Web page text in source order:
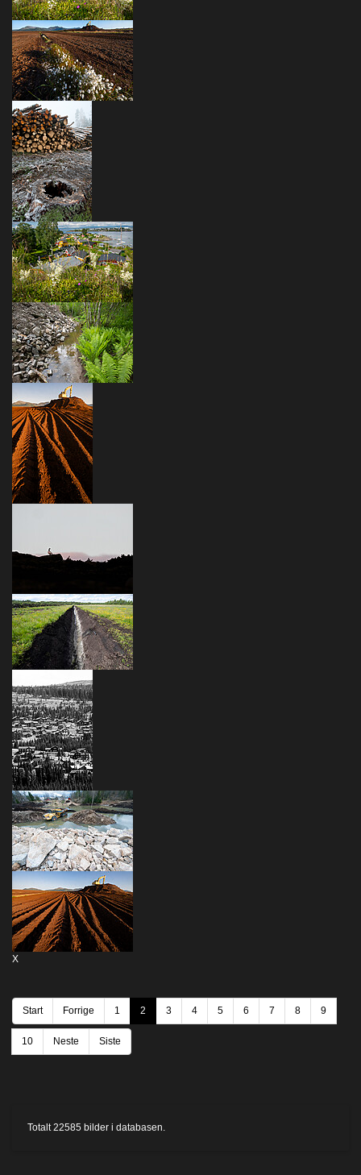
X
Start Forrige 1 2 3 4 5 6 7 8 9
10 Neste Siste
Totalt 22585 bilder i databasen.